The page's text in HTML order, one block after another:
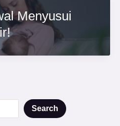
Menyusui
Search